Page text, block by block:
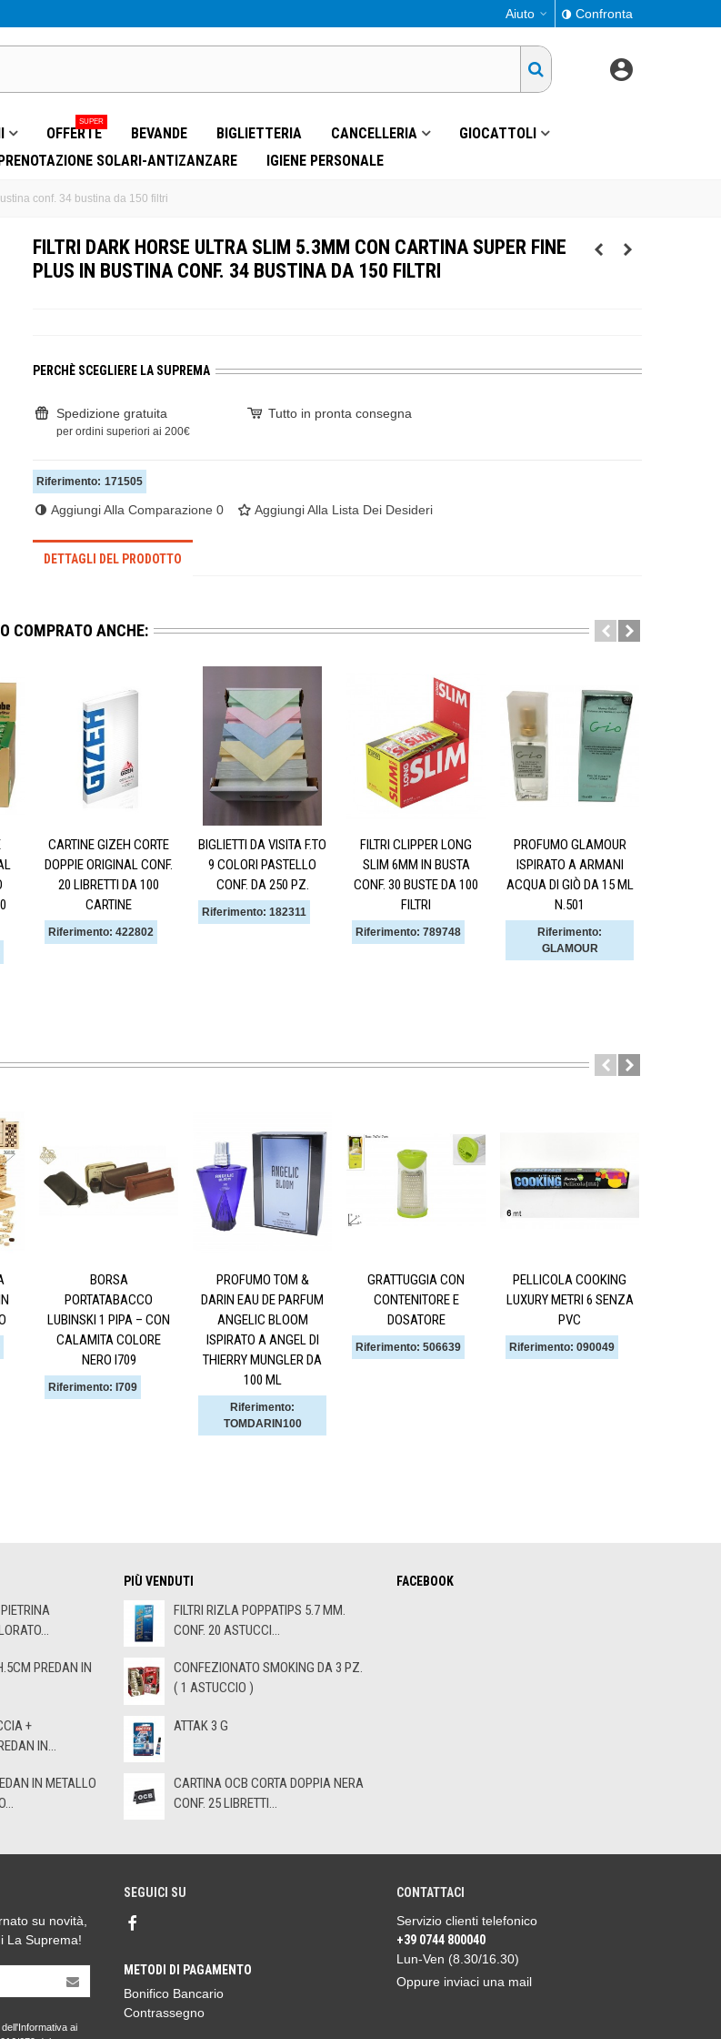
Aiuto Confronta
OFFERTE
SUPER
BEVANDE BIGLIETTERIA CANCELLERIA
GIOCATTOLI
SOLARI-ANTIZANZARE IGIENE PERSONALE
conf. 34 bustina da 150 filtri
FILTRI DARK HORSE ULTRA SLIM 5.3MM CON CARTINA SUPER FINE
PLUS IN BUSTINA CONF. 34 BUSTINA DA 150 FILTRI
PERCHÈ SCEGLIERE LA SUPREMA
Spedizione gratuita
per ordini superiori ai 200€
Tutto in pronta consegna
Riferimento: 171505
Aggiungi Alla Comparazione 0 Aggiungi Alla Lista Dei Desideri
DETTAGLI DEL PRODOTTO
COMPRATO ANCHE:
CARTINE GIZEH CORTE
DOPPIE ORIGINAL CONF.
20 LIBRETTI DA 100
CARTINE
Riferimento: 422802
BIGLIETTI DA VISITA F.TO
9 COLORI PASTELLO
CONF. DA 250 PZ.
Riferimento: 182311
FILTRI CLIPPER LONG
SLIM 6MM IN BUSTA
CONF. 30 BUSTE DA 100
FILTRI
Riferimento: 789748
PROFUMO GLAMOUR
ISPIRATO A ARMANI
ACQUA DI GIÒ DA 15 ML
N.501
Riferimento:
GLAMOUR
BORSA
PORTATABACCO
LUBINSKI 1 PIPA – CON
CALAMITA COLORE
NERO I709
Riferimento: I709
PROFUMO TOM &
DARIN EAU DE PARFUM
ANGELIC BLOOM
ISPIRATO A ANGEL DI
THIERRY MUNGLER DA
100 ML
Riferimento:
TOMDARIN100
GRATTUGGIA CON
CONTENITORE E
DOSATORE
Riferimento: 506639
PELLICOLA COOKING
LUXURY METRI 6 SENZA
PVC
Riferimento: 090049
PREDAN IN
+
IN...
IN METALLO
PIÙ VENDUTI
FILTRI RIZLA POPPATIPS 5.7 MM.
CONF. 20 ASTUCCI...
CONFEZIONATO SMOKING DA 3 PZ.
( 1 ASTUCCIO )
ATTAK 3 G
CARTINA OCB CORTA DOPPIA NERA
CONF. 25 LIBRETTI...
FACEBOOK
su novità,
La Suprema!
ai
SEGUICI SU
METODI DI PAGAMENTO
Bonifico Bancario
Contrassegno
CONTATTACI
Servizio clienti telefonico
+39 0744 800040
Lun-Ven (8.30/16.30)
Oppure inviaci una mail